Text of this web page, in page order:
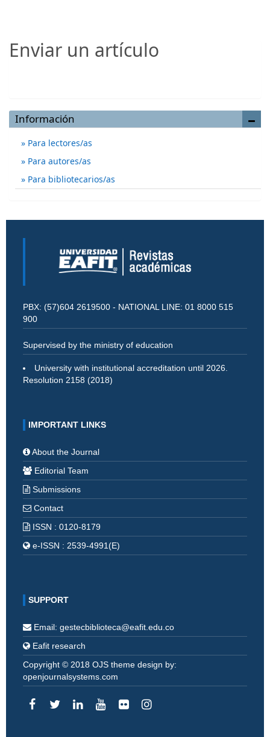
Enviar un artículo
Información
Para lectores/as
Para autores/as
Para bibliotecarios/as
PBX: (57)604 2619500 - NATIONAL LINE: 01 8000 515
900
Supervised by the ministry of education
University with institutional accreditation until 2026.
Resolution 2158 (2018)
IMPORTANT LINKS
About the Journal
Editorial Team
Submissions
Contact
ISSN : 0120-8179
e-ISSN : 2539-4991(E)
SUPPORT
Email: gestecbiblioteca@eafit.edu.co
Eafit research
Copyright © 2018 OJS theme design by:
openjournalsystems.com